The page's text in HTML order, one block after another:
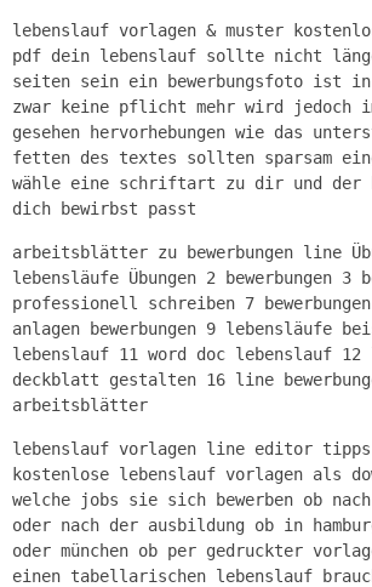
lebenslauf vorlagen & muster
pdf dein lebenslauf sollte nicht
seiten sein ein bewerbungsfoto ist in
zwar keine pflicht mehr wird jedoch
gesehen hervorhebungen wie das
fetten des textes sollten sparsam
wähle eine schriftart zu dir und der
dich bewirbst passt
arbeitsblätter zu bewerbungen line
lebensläufe Übungen 2 bewerbungen 3
professionell schreiben 7
anlagen bewerbungen 9 lebensläufe
lebenslauf 11 word doc lebenslauf 12
deckblatt gestalten 16 line
arbeitsblätter
lebenslauf vorlagen line editor tipps
kostenlose lebenslauf vorlagen als
welche jobs sie sich bewerben ob nach
oder nach der ausbildung ob in
oder münchen ob per gedruckter
einen tabellarischen lebenslauf